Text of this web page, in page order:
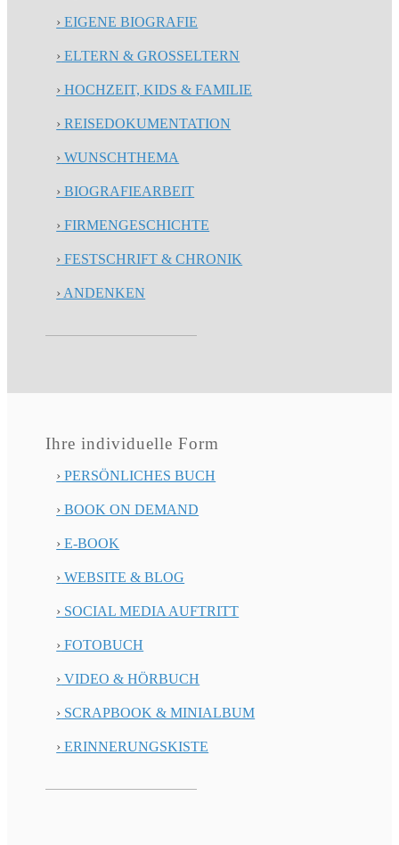
› EIGENE BIOGRAFIE
› ELTERN & GROSSELTERN
› HOCHZEIT, KIDS & FAMILIE
› REISEDOKUMENTATION
› WUNSCHTHEMA
› BIOGRAFIEARBEIT
› FIRMENGESCHICHTE
› FESTSCHRIFT & CHRONIK
› ANDENKEN
Ihre individuelle Form
› PERSÖNLICHES BUCH
› BOOK ON DEMAND
› E-BOOK
› WEBSITE & BLOG
› SOCIAL MEDIA AUFTRITT
› FOTOBUCH
› VIDEO & HÖRBUCH
› SCRAPBOOK & MINIALBUM
› ERINNERUNGSKISTE